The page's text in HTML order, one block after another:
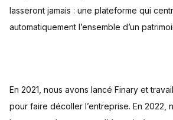
lasseront jamais : une plateforme qui
automatiquement l’ensemble d’un
En 2021, nous avons lancé Finary et
pour faire décoller l’entreprise. En 2022,